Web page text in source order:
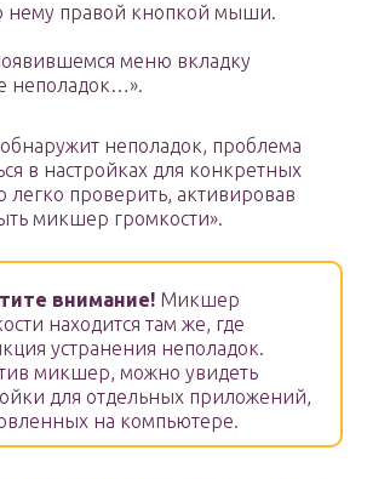
нему правой кнопкой мыши.
меню вкладку
неполадок…».
неполадок, проблема
в настройках для конкретных
проверить, активировав
микшер громкости».
внимание! Микшер
находится там же, где
устранения неполадок.
микшер, можно увидеть
для отдельных приложений,
на компьютере.